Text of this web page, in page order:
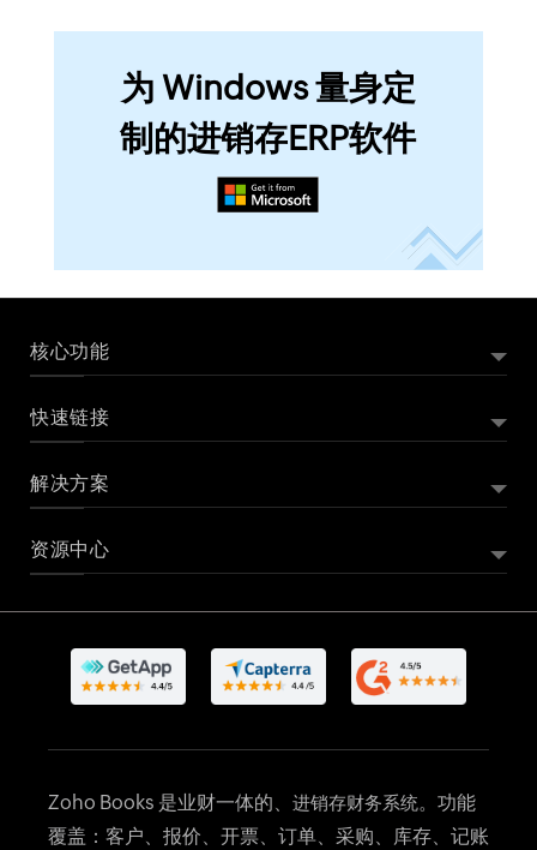
为 Windows 量身定
制的进销存ERP软件
Zoho Books 是业财一体的、 进销存财务系统。功能
覆盖：客户、报价、开票、订单、采购、库存、记账
核心功能
外贸订单管理系统
项目管理
库存管理
采购订单管理
在线支付
银行对账
财务报表
Invoice管理
文档管理
快速链接
Zoho Books 是什么
Zoho Books 客户评价
解决方案
记账软件
资源中心
Zoho Books 使用帮助文档
Zoho Books 操作视频
进销存订单管理百科
会计软件是什么？
CRM会计记账软件
告别电子表格记账